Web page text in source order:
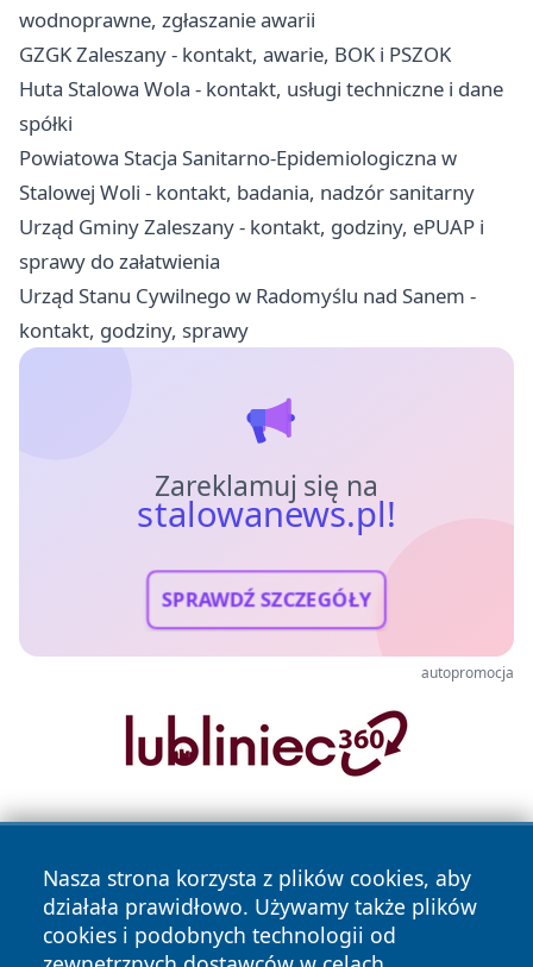
wodnoprawne, zgłaszanie awarii
GZGK Zaleszany - kontakt, awarie, BOK i PSZOK
Huta Stalowa Wola - kontakt, usługi techniczne i dane
spółki
Powiatowa Stacja Sanitarno-Epidemiologiczna w
Stalowej Woli - kontakt, badania, nadzór sanitarny
Urząd Gminy Zaleszany - kontakt, godziny, ePUAP i
sprawy do załatwienia
Urząd Stanu Cywilnego w Radomyślu nad Sanem -
kontakt, godziny, sprawy
Zareklamuj się na
stalowanews.pl!
SPRAWDŹ SZCZEGÓŁY
autopromocja
Nasza strona korzysta z plików cookies, aby
działała prawidłowo. Używamy także plików
cookies i podobnych technologii od